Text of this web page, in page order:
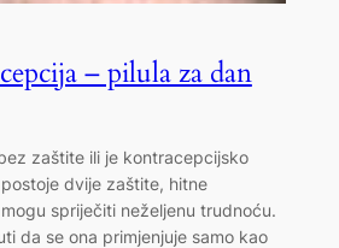
– pilula za dan
zaštite ili je kontracepcijsko
dvije zaštite, hitne
spriječiti neželjenu trudnoću.
da se ona primjenjuje samo kao